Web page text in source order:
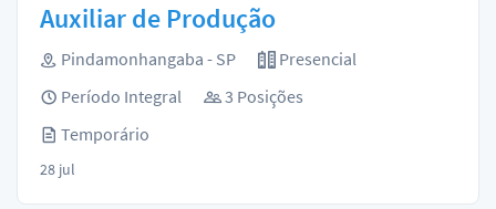
Auxiliar de Produção
Pindamonhangaba - SP
Presencial
Período Integral
3 Posições
Temporário
28 jul